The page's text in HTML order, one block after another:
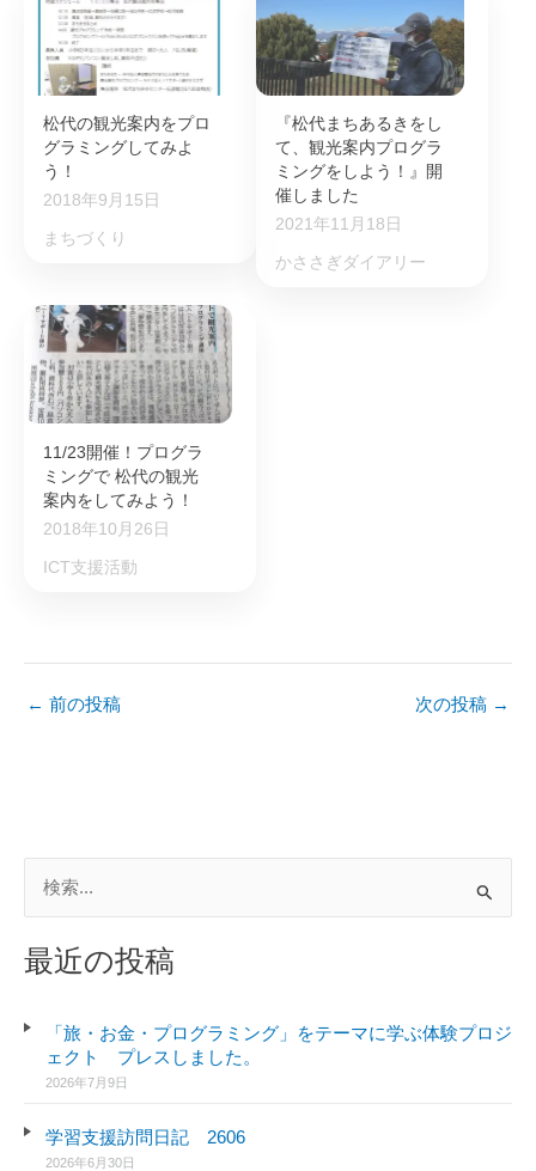
対
象
最近の投稿
「旅・お金・プログラミング」をテーマに学ぶ体験プロジ
ェクト プレスしました。
2026年7月9日
学習支援訪問日記 2606
2026年6月30日
松代の観光案内をプロ
グラミングしてみよ
う！
2018年9月15日
まちづくり
『松代まちあるきをし
て、観光案内プログラ
ミングをしよう！』開
催しました
2021年11月18日
かささぎダイアリー
11/23開催！プログラ
ミングで 松代の観光
案内をしてみよう！
2018年10月26日
ICT支援活動
← 前の投稿 次の投稿 →